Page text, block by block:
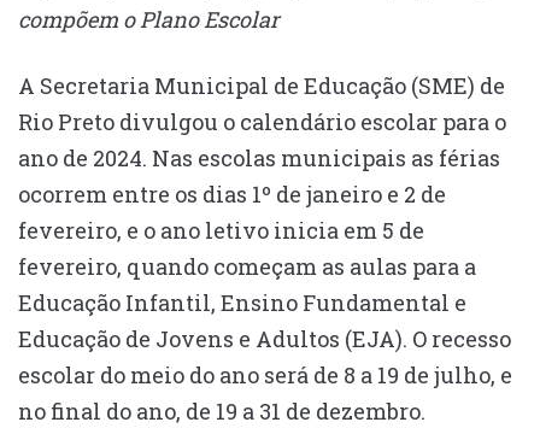
compõem o Plano Escolar
A Secretaria Municipal de Educação (SME) de
Rio Preto divulgou o calendário escolar para o
ano de 2024. Nas escolas municipais as férias
ocorrem entre os dias 1º de janeiro e 2 de
fevereiro, e o ano letivo inicia em 5 de
fevereiro, quando começam as aulas para a
Educação Infantil, Ensino Fundamental e
Educação de Jovens e Adultos (EJA). O recesso
escolar do meio do ano será de 8 a 19 de julho, e
no final do ano, de 19 a 31 de dezembro.